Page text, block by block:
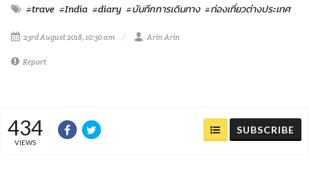
#trave #India #diary #บันทึกการเดินทาง #ท่องเที่ยวต่างประเทศ
23rd August 2018, 10:30 am Arin Arin
Report
434
VIEWS
SUBSCRIBE